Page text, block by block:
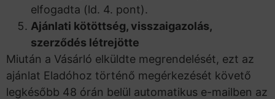
elfogadta (ld. 4. pont).
Ajánlati kötöttség, visszaigazolás,
szerződés létrejötte
Miután a Vásárló elküldte megrendelését, ezt az
ajánlat Eladóhoz történő megérkezését követő
legkésőbb 48 órán belül automatikus e-mailben az